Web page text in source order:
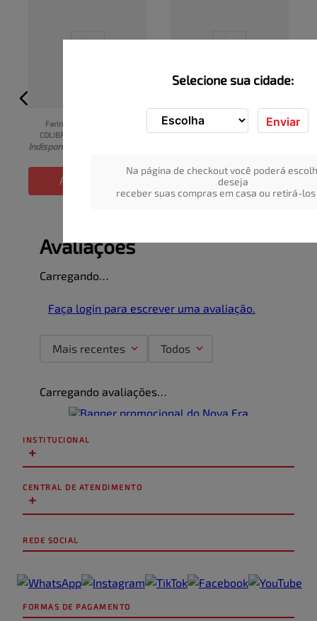
Selecione sua cidade:
Enviar
Na página de checkout você poderá
deseja
receber suas compras em casa ou retirá-
Farinha de Mandioca
COLIBRI Ovinha Pacote 1kg
Indisponível
ADICIONAR
Farinha de Mandioca
JUTICA Uarini Pacote 1kg
ADICIONAR
Avaliações
Carregando…
Faça login para escrever uma avaliação.
Mais recentes Todos
Carregando avaliações…
INSTITUCIONAL
+
CENTRAL DE ATENDIMENTO
+
REDE SOCIAL
FORMAS DE PAGAMENTO